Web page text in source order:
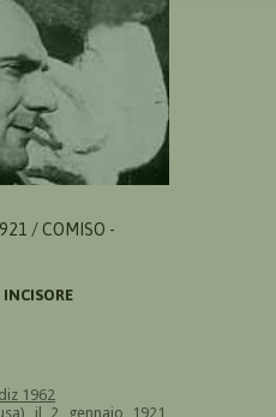
/ COMISO -
1962
il 2 gennaio 1921,